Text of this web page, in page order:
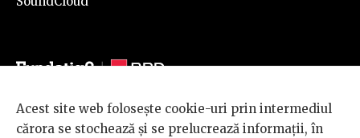
© 2026 BRD Groupe Société Générale, toate drepturile rezervate.
Acest site web folosește cookie-uri prin intermediul
cărora se stochează și se prelucrează informații, în